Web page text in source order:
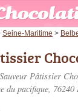
Seine-Maritime >
Pâtissier
du pacifique, 76240